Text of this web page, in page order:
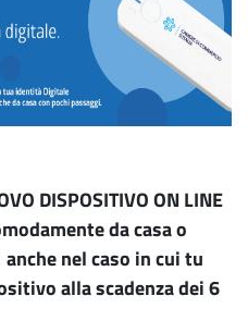
DISPOSITIVO ON LINE
da casa o
nel caso in cui tu
alla scadenza dei 6